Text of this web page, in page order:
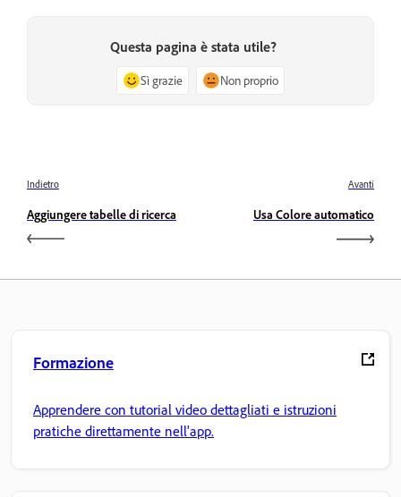
Questa pagina è stata utile?
Sì grazie Non proprio
Indietro
Aggiungere tabelle di ricerca
Avanti
Usa Colore automatico
Formazione
Apprendere con tutorial video dettagliati e istruzioni
pratiche direttamente nell'app.